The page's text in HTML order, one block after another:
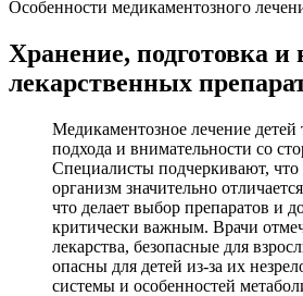
Особенности медикаментозного
Хранение, подготовка и
лекарственных
Медикаментозное лечение детей
подхода и внимательности со
Специалисты подчеркивают, что
организм значительно
что делает выбор препаратов и
критически важным. Врачи
лекарства, безопасные для
опасны для детей из-за их
системы и особенностей